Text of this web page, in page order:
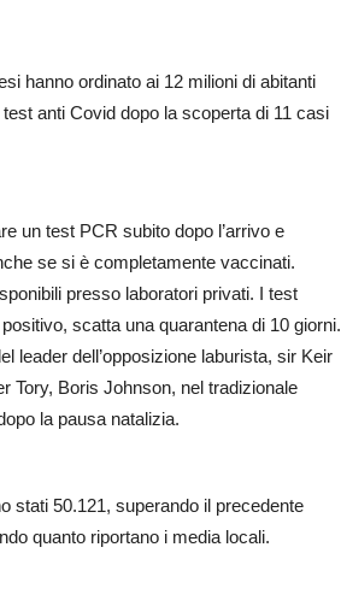
hanno ordinato ai 12 milioni di abitanti
anti Covid dopo la scoperta di 11 casi
un test PCR subito dopo l’arrivo e
se si è completamente vaccinati.
presso laboratori privati. I test
scatta una quarantena di 10 giorni.
leader dell’opposizione laburista, sir Keir
Tory, Boris Johnson, nel tradizionale
la pausa natalizia.
stati 50.121, superando il precedente
quanto riportano i media locali.